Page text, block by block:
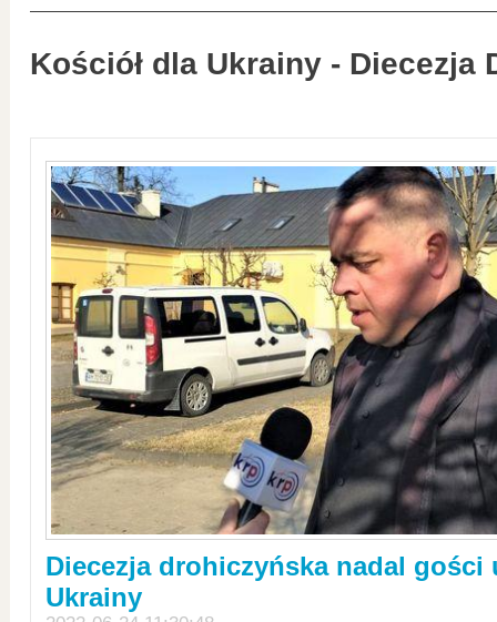
Kościół dla Ukrainy - Diecezja
Diecezja drohiczyńska nadal gości
Ukrainy